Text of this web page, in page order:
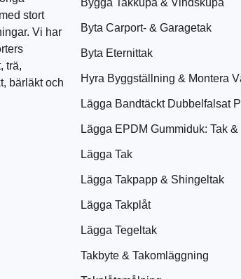
stort
Vi har
trä,
bärläkt och
Bygga Takkupa & Vindskupa
Byta Carport- & Garagetak
Byta Eternittak
Hyra Byggställning & Montera
Lägga Bandtäckt Dubbelfalsat
Lägga EPDM Gummiduk: Tak
Lägga Tak
Lägga Takpapp & Shingeltak
Lägga Takplåt
Lägga Tegeltak
Takbyte & Takomläggning